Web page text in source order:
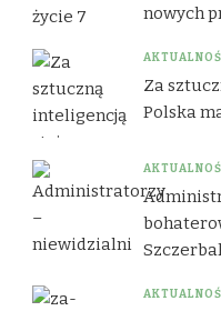
nowych
Za
Polska